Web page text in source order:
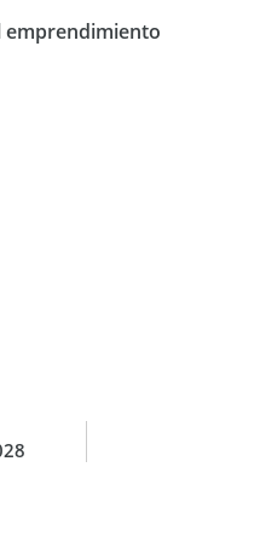
emprendimiento